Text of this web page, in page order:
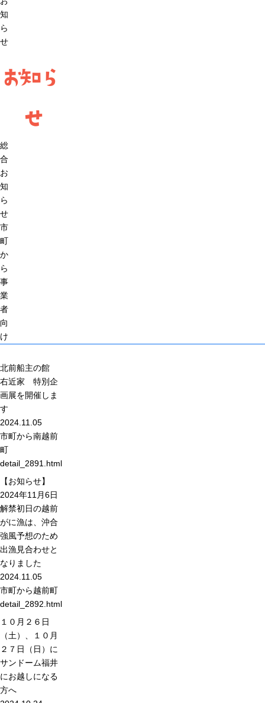
知
ら
せ
知ら
せ
総
合
お
知
ら
せ
市
町
か
ら
事
業
者
向
け
北前船主の館
右近家 特別企
画展を開催しま
す
2024.11.05
市町から南越前
町
detail_2891.html
【お知らせ】
2024年11月6日
解禁初日の越前
がに漁は、沖合
強風予想のため
出漁見合わせと
なりました
2024.11.05
市町から越前町
detail_2892.html
１０月２６日
（土）、１０月
２７日（日）に
サンドーム福井
にお越しになる
方へ